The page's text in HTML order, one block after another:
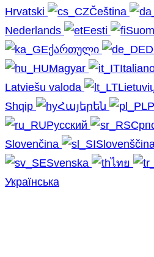
Hrvatski
Čeština
Nederlands
Eesti
ქართული
Magyar
Latviešu valoda
Shqip
Հայերեն
Русский
Slovenčina
Svenska
ไทย
Українська